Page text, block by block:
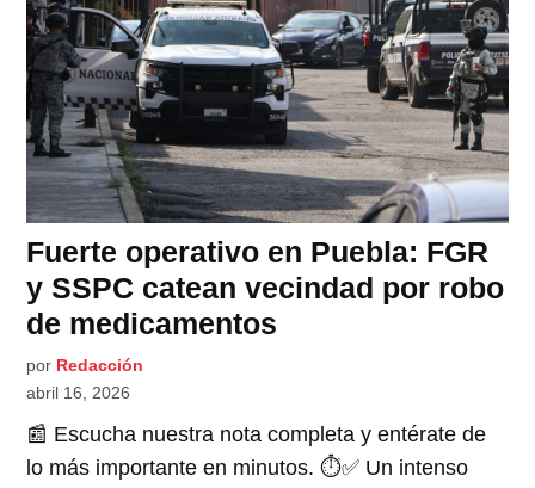
Fuerte operativo en Puebla: FGR
y SSPC catean vecindad por robo
de medicamentos
por Redacción
abril 16, 2026
📰 Escucha nuestra nota completa y entérate de
lo más importante en minutos. ⏱️✅ Un intenso